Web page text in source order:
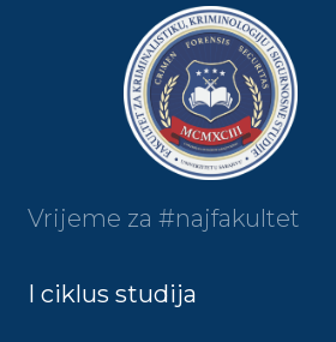
Vrijeme za #najfakultet
I ciklus studija